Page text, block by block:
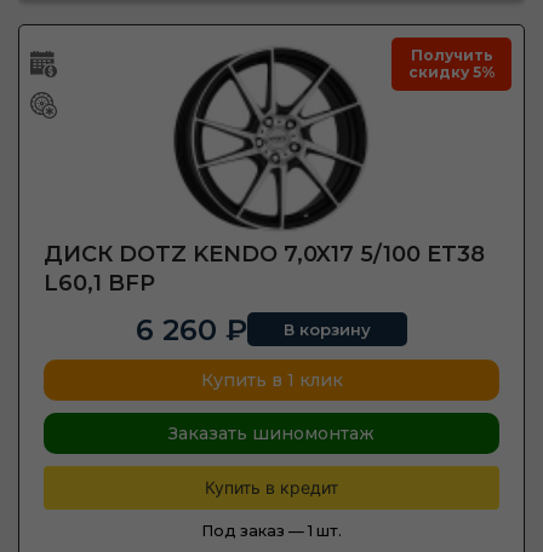
Получить
скидку 5%
ДИСК DOTZ KENDO 7,0X17 5/100 ET38
L60,1 BFP
6 260 ₽ В корзину
Купить в 1 клик
Заказать шиномонтаж
Купить в кредит
Под заказ — 1 шт.